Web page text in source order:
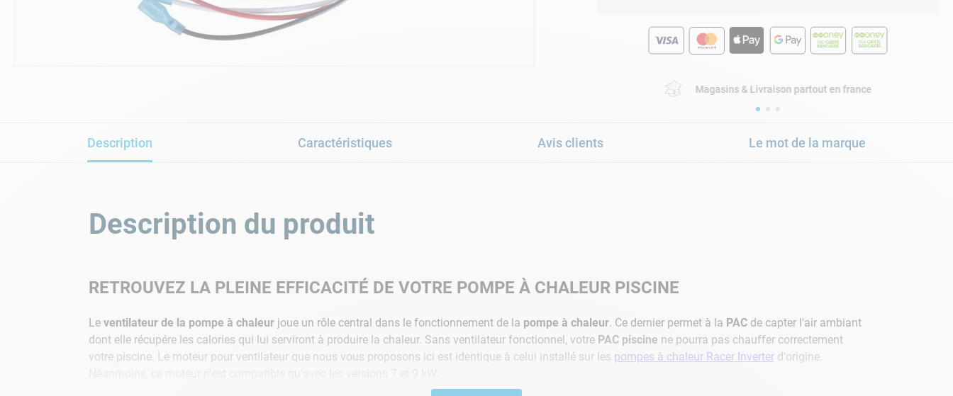
Magasins & Livraison partout en france
Description Caractéristiques Avis clients Le mot de la marque
Description du produit
RETROUVEZ LA PLEINE EFFICACITÉ DE VOTRE POMPE À CHALEUR PISCINE
Le ventilateur de la pompe à chaleur joue un rôle central dans le fonctionnement de la pompe à chaleur. Ce dernier permet à la PAC de capter l'air ambiant
dont elle récupére les calories qui lui serviront à produire la chaleur. Sans ventilateur fonctionnel, votre PAC piscine ne pourra pas chauffer correctement
votre piscine. Le moteur pour ventilateur que nous vous proposons ici est identique à celui installé sur les pompes à chaleur Racer Inverter d'origine.